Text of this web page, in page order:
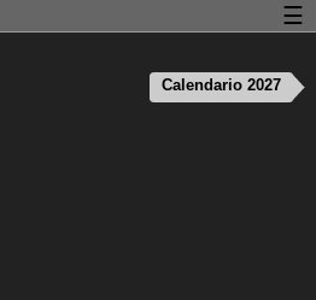
Calendario 2027
☰